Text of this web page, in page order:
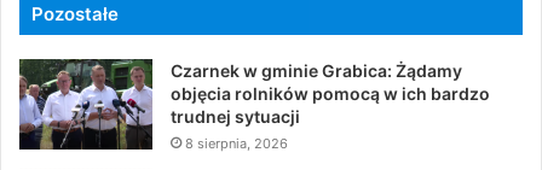
Pozostałe
Czarnek w gminie Grabica: Żądamy
objęcia rolników pomocą w ich bardzo
trudnej sytuacji
8 sierpnia, 2026